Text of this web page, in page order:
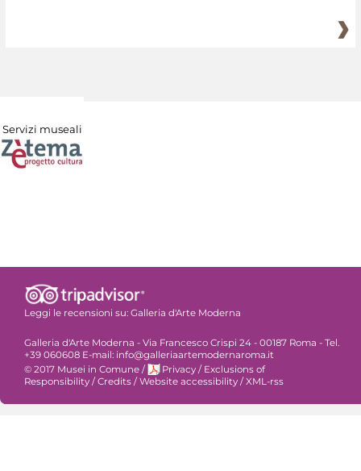
Servizi museali
Leggi le recensioni su: Galleria d'Arte Moderna
Galleria d'Arte Moderna - Via Francesco Crispi 24 - 00187 Roma - Tel.
+39 060608 E-mail: info@galleriaartemodernaroma.it
© 2017 Musei in Comune / Privacy / Exclusions of
Responsibility / Credits / Website accessibility / XML-rss